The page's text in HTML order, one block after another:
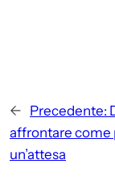
← Precedente:
affrontare come
un’attesa